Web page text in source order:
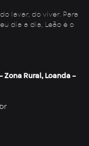
lavar, do viver. Para
dia a dia, Leão é o
Zona Rural, Loanda –